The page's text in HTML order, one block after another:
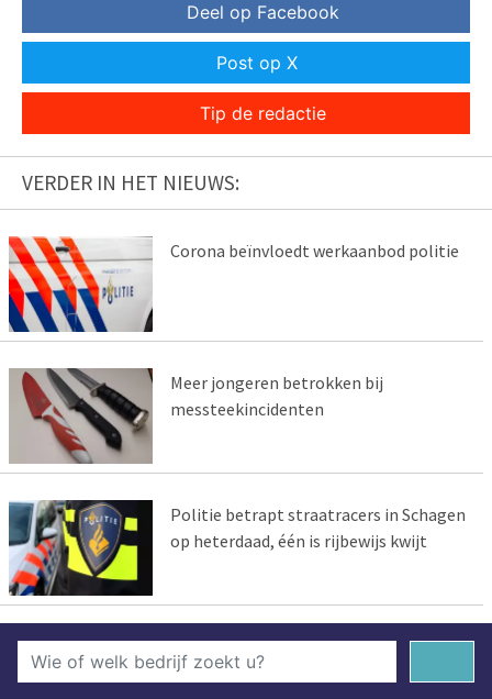
Deel op Facebook
Post op X
Tip de redactie
VERDER IN HET NIEUWS:
Corona beïnvloedt werkaanbod politie
Meer jongeren betrokken bij
messteekincidenten
Politie betrapt straatracers in Schagen
op heterdaad, één is rijbewijs kwijt